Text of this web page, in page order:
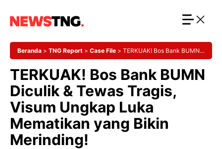
Beranda > TNG Report > Case File > TERKUAK! Bos Bank BUMN
Merinding!
TERKUAK! Bos Bank BUMN
Diculik & Tewas Tragis,
Visum Ungkap Luka
Mematikan yang Bikin
Merinding!